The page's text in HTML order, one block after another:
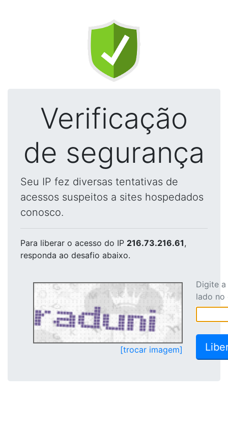
Verificação
de segurança
Seu IP fez diversas tentativas de
acessos suspeitos a sites hospedados
conosco.
Para liberar o acesso do IP 216.73.216.61,
responda ao desafio abaixo.
[trocar imagem]
Digite
lado no